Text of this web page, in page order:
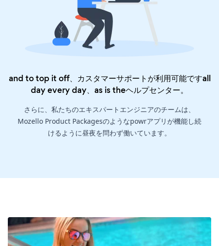
and to top it off、カスタマーサポートが利用可能ですall
day every day、as is theヘルプセンター。
さらに、私たちのエキスパートエンジニアのチームは、
Mozello Product Packagesのようなpowrアプリが機能し続
けるように昼夜を問わず働いています。